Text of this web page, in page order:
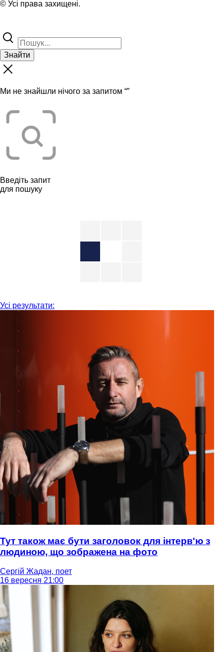
© Усі права захищені.
Знайти
Ми не знайшли нічого за запитом “”
Введіть запит
для пошуку
Усі результати:
Тут також має бути заголовок для інтерв'ю з
людиною, що зображена на фото
Сергій Жадан, поет
16 вересня 21:00